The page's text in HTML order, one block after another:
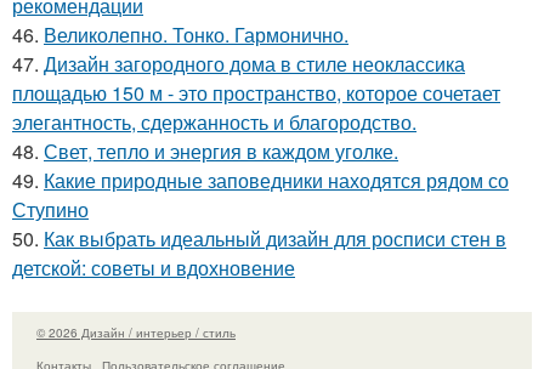
рекомендации
46. Великолепно. Тонко. Гармонично.
47. Дизайн загородного дома в стиле неоклассика
площадью 150 м - это пространство, которое сочетает
элегантность, сдержанность и благородство.
48. Свет, тепло и энергия в каждом уголке.
49. Какие природные заповедники находятся рядом со
Ступино
50. Как выбрать идеальный дизайн для росписи стен в
детской: советы и вдохновение
© 2026 Дизайн / интерьер / стиль
Контакты
Пользовательское соглашение